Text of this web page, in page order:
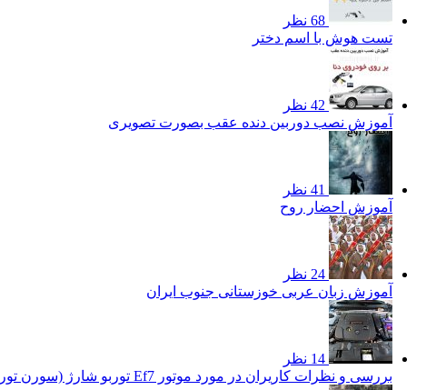
68 نظر
تست هوش با اسم دختر
42 نظر
آموزش نصب دوربین دنده عقب بصورت تصویری
41 نظر
آموزش احضار روح
24 نظر
آموزش زبان عربی خوزستانی جنوب ایران
14 نظر
بررسی و نظرات کاریران در مورد موتور Ef7 توربو شارژ (سورن توربو)